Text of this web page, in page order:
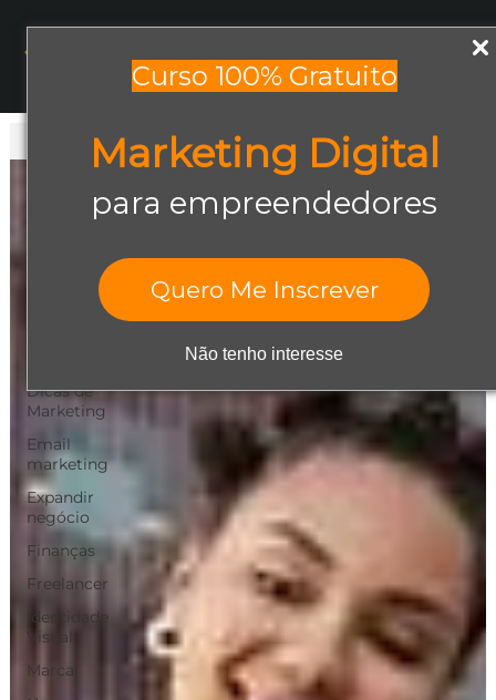
Curso 100% Gratuito
Marketing Digital
para empreendedores
Quero Me Inscrever
Não tenho interesse
Abrir negócio
Design Gráfico
Dicas de
Marketing
Email
marketing
Expandir
negócio
Finanças
Freelancer
Identidade
Visual
Marca
Todos os posts